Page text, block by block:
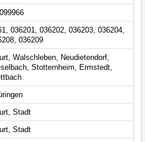
036201, 036202, 036203, 036204,
036209
Walschleben, Neudietendorf,
Stotternheim, Ermstedt,
Stadt
Stadt